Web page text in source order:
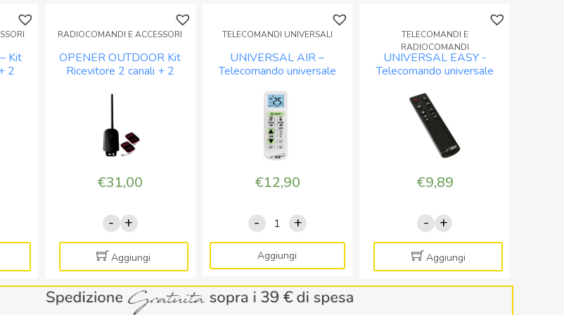
Kit
2
RADIOCOMANDI E ACCESSORI
OPENER OUTDOOR Kit
Ricevitore 2 canali + 2
€31,00
-
OPENER
OUTDOOR
Kit
Ricevitore
2
canali
+
Aggiungi
TELECOMANDI UNIVERSALI
UNIVERSAL AIR –
Telecomando universale
display
€12,90
-
UNIVERSAL
AIR
Telecomando
universale
per
+
Aggiungi
TELECOMANDI E
RADIOCOMANDI
UNIVERSAL EASY -
Telecomando universale
€9,89
-
UNIVERSAL
EASY
-
Telecomando
universale
+
Aggiungi